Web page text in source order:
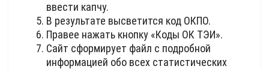
ввести капчу.
В результате высветится код ОКПО.
Правее нажать кнопку «Коды ОК ТЭИ».
Сайт сформирует файл с подробной
информацией обо всех статистических